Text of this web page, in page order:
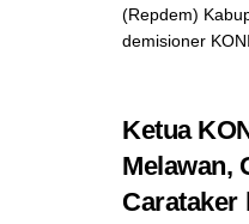
(Repdem)
demisioner
Ketua
Melawan,
Carataker